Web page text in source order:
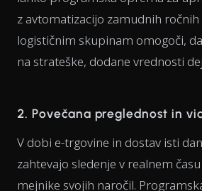
z avtomatizacijo zamudnih
logističnim skupinam omogoči,
na strateške, dodane vrednosti
2. Povečana preglednost in
V dobi e-trgovine in dostav isti
zahtevajo sledenje v realnem
mejnike svojih naročil.